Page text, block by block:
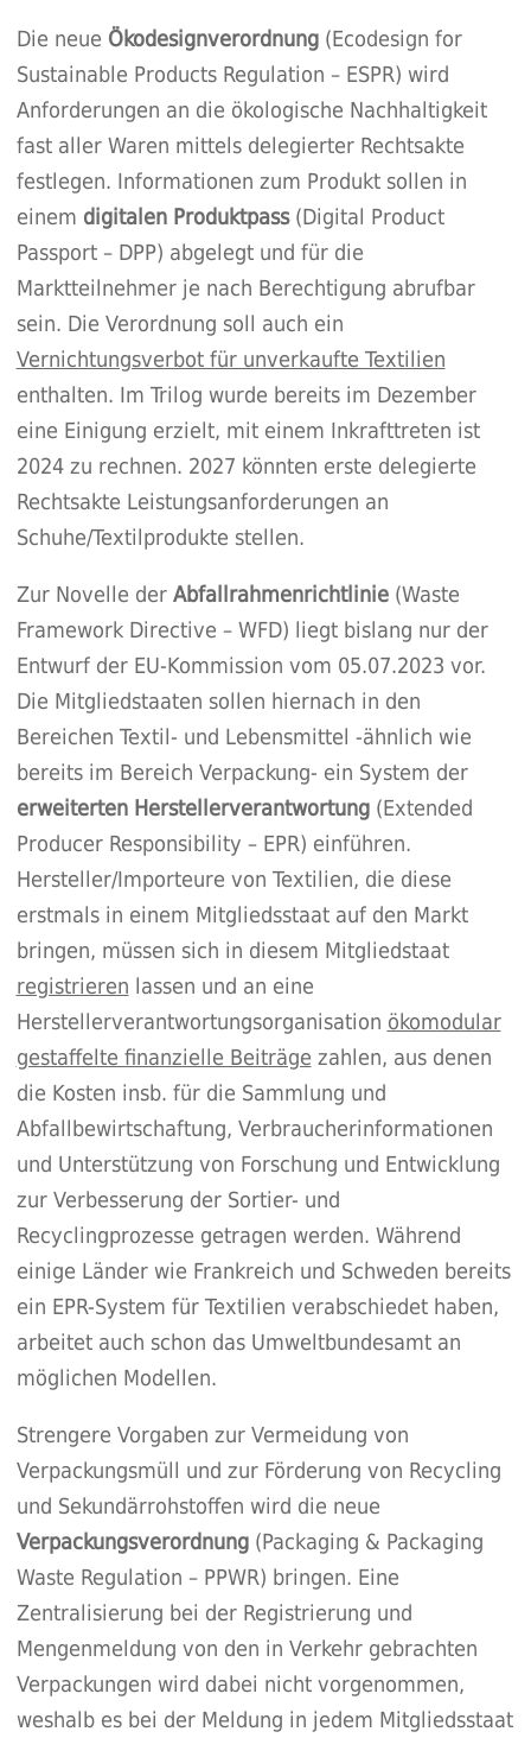
Die neue Ökodesignverordnung(Ecodesign for
Sustainable Products Regulation – ESPR) wird
Anforderungen an die ökologische Nachhaltigkeit
fast aller Waren mittels delegierter Rechtsakte
festlegen. Informationen zum Produkt sollen in
einem digitalen Produktpass(Digital Product
Passport – DPP) abgelegt und für die
Marktteilnehmer je nach Berechtigung abrufbar
sein. Die Verordnung soll auch ein
Vernichtungsverbot für unverkaufte Textilien
enthalten. Im Trilog wurde bereits im Dezember
eine Einigung erzielt, mit einem Inkrafttreten ist
2024 zu rechnen. 2027 könnten erste delegierte
Rechtsakte Leistungsanforderungen an
Schuhe/Textilprodukte stellen.
Zur Novelle der Abfallrahmenrichtlinie(Waste
Framework Directive – WFD) liegt bislang nur der
Entwurf der EU-Kommission vom 05.07.2023 vor.
Die Mitgliedstaaten sollen hiernach in den
Bereichen Textil- und Lebensmittel -ähnlich wie
bereits im Bereich Verpackung- ein System der
erweiterten Herstellerverantwortung(Extended
Producer Responsibility – EPR) einführen.
Hersteller/Importeure von Textilien, die diese
erstmals in einem Mitgliedsstaat auf den Markt
bringen, müssen sich in diesem Mitgliedstaat
registrieren lassen und an eine
Herstellerverantwortungsorganisation ökomodular
gestaffelte finanzielle Beiträge zahlen, aus denen
die Kosten insb. für die Sammlung und
Abfallbewirtschaftung, Verbraucherinformationen
und Unterstützung von Forschung und Entwicklung
zur Verbesserung der Sortier- und
Recyclingprozesse getragen werden. Während
einige Länder wie Frankreich und Schweden bereits
ein EPR-System für Textilien verabschiedet haben,
arbeitet auch schon das Umweltbundesamt an
möglichen Modellen.
Strengere Vorgaben zur Vermeidung von
Verpackungsmüll und zur Förderung von Recycling
und Sekundärrohstoffen wird die neue
Verpackungsverordnung(Packaging & Packaging
Waste Regulation – PPWR) bringen. Eine
Zentralisierung bei der Registrierung und
Mengenmeldung von den in Verkehr gebrachten
Verpackungen wird dabei nicht vorgenommen,
weshalb es bei der Meldung in jedem Mitgliedsstaat